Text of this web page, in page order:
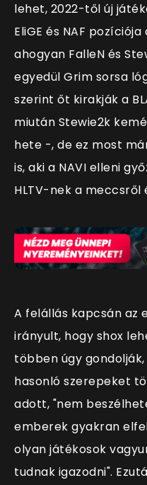
lehet, 2022-től új
EliGE és NAF
ahogyan FalleN és
egyedül Grim sorsa
szerint őt kirakják a
miután Stewie2k
hete -, de ez most
is, aki a NAVI elleni
HLTV-nek a meccsről
A felállás kapcsán az
irányult, hogy shox
többen úgy
hasonló szerepeket
adott, "nem
emberek gyakran
olyan játékosok
tudnak igazodni".